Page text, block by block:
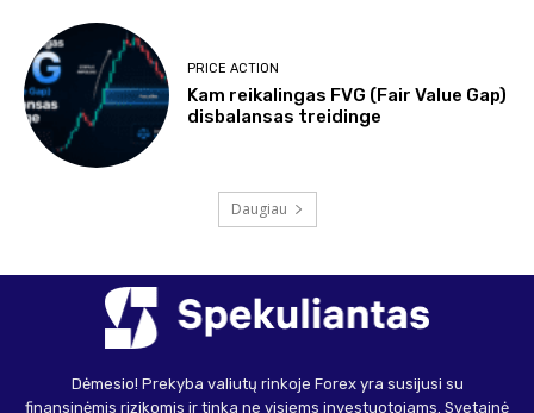
PRICE ACTION
Kam reikalingas FVG (Fair Value Gap)
disbalansas treidinge
Daugiau
Dėmesio! Prekyba valiutų rinkoje Forex yra susijusi su
finansinėmis rizikomis ir tinka ne visiems investuotojams. Svetainė